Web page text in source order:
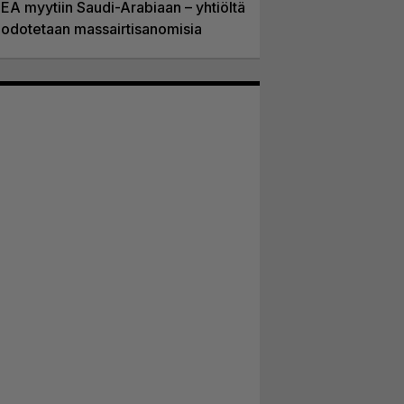
EA myytiin Saudi-Arabiaan – yhtiöltä
odotetaan massairtisanomisia